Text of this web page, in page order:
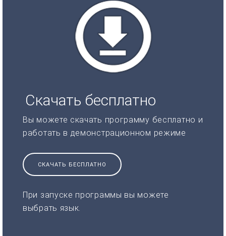
Скачать бесплатно
Вы можете скачать программу бесплатно и
работать в демонстрационном режиме
СКАЧАТЬ БЕСПЛАТНО
При запуске программы вы можете
выбрать язык.